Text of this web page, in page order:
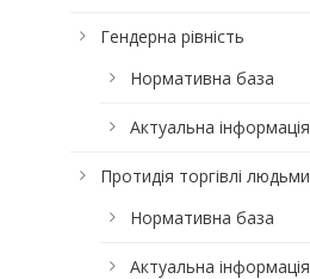
Гендерна рівність
Нормативна база
Актуальна інформація
Протидія торгівлі людьми
Нормативна база
Актуальна інформація